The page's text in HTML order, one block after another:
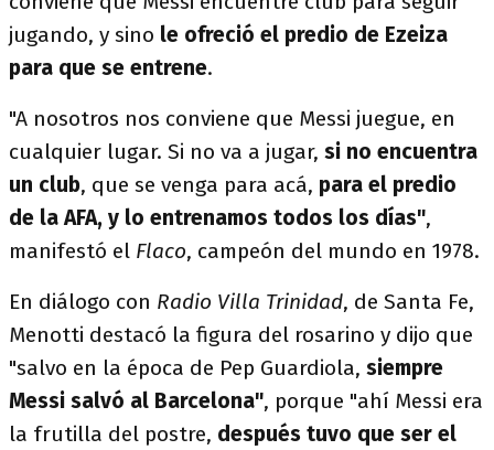
jugando, y sino le ofreció el predio de Ezeiza
para que se entrene.
"A nosotros nos conviene que Messi juegue, en
cualquier lugar. Si no va a jugar, si no encuentra
un club, que se venga para acá, para el predio
de la AFA, y lo entrenamos todos los días",
manifestó el Flaco, campeón del mundo en 1978.
En diálogo con Radio Villa Trinidad, de Santa Fe,
Menotti destacó la figura del rosarino y dijo que
"salvo en la época de Pep Guardiola, siempre
Messi salvó al Barcelona", porque "ahí Messi era
la frutilla del postre, después tuvo que ser el